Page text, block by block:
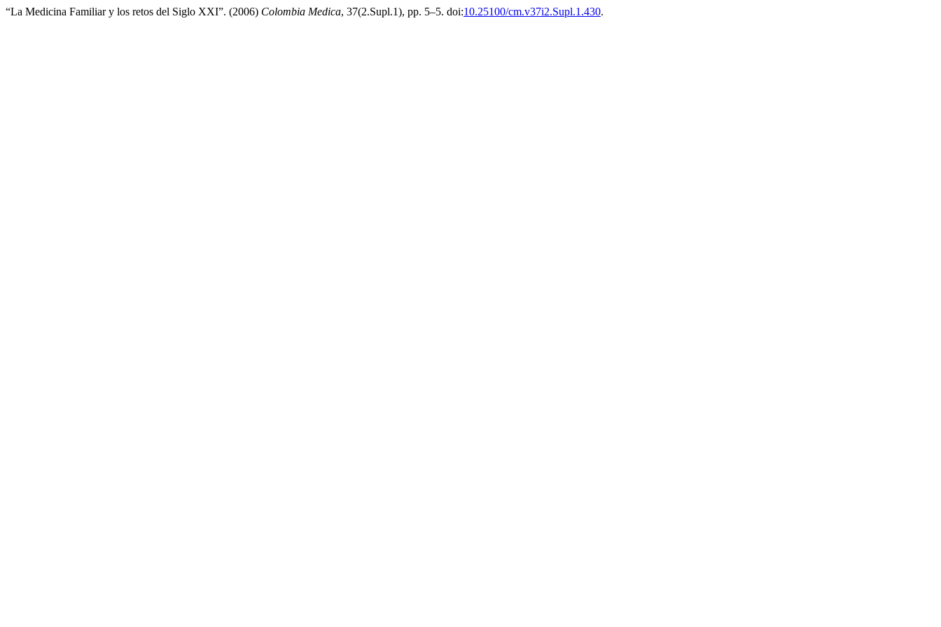
“La Medicina Familiar y los retos del Siglo XXI”. (2006) Colombia Medica, 37(2.Supl.1), pp. 5–5. doi:10.25100/cm.v37i2.Supl.1.430.